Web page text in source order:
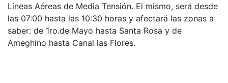
Líneas Aéreas de Media Tensión. El mismo, será desde
las 07:00 hasta las 10:30 horas y afectará las zonas a
saber: de 1ro.de Mayo hasta Santa Rosa y de
Ameghino hasta Canal las Flores.